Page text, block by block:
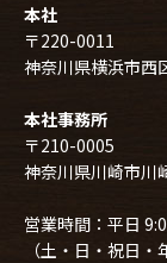
本社
〒220-0011
神奈川県横浜市西
本社事務所
〒210-0005
神奈川県川崎市川
営業時間：平日
（土・日・祝日・